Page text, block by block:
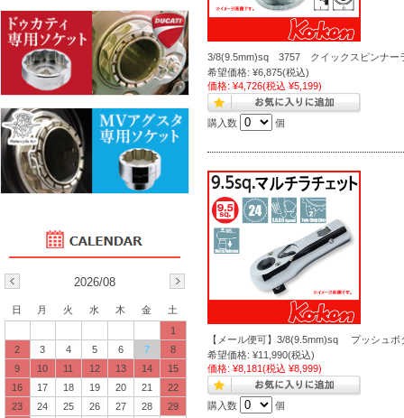
3/8(9.5mm)sq 3757 クイックスピンナー
希望価格: ¥6,875(税込)
価格: ¥4,726(税込 ¥5,199)
購入数 個
【メール便可】3/8(9.5mm)sq プッシュ
希望価格: ¥11,990(税込)
価格: ¥8,181(税込 ¥8,999)
購入数 個
2026/08
日 月 火 水 木 金
土
1
2
3 4 5 6 7
8
9
10 11 12 13 14
15
16
17 18 19 20 21
22
23
24 25 26 27 28
29